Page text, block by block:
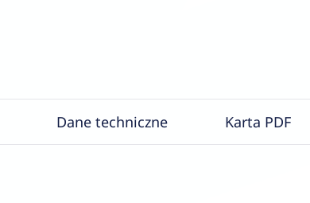
Dane techniczne Karta PDF